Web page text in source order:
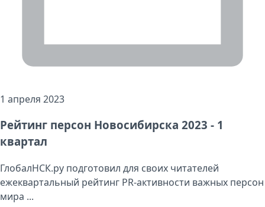
1 апреля 2023
Рейтинг персон Новосибирска 2023 - 1
квартал
ГлобалНСК.ру подготовил для своих читателей
ежеквартальный рейтинг PR-активности важных персон
мира ...